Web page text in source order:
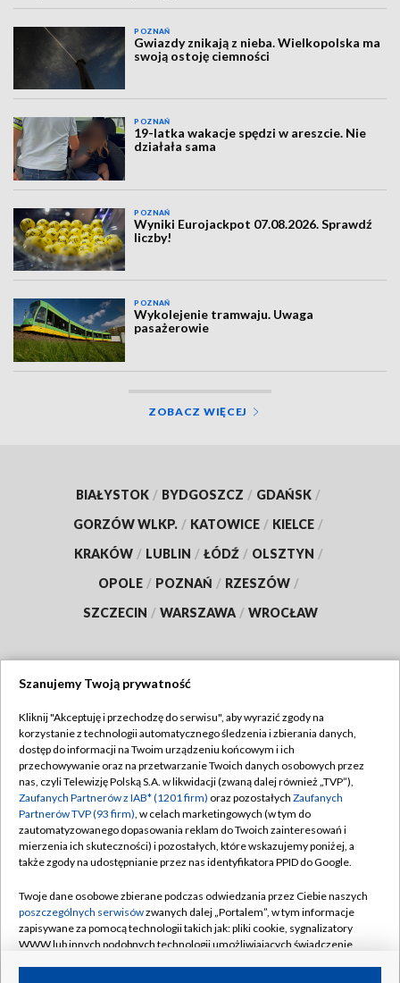
POZNAŃ
Gwiazdy znikają z nieba. Wielkopolska ma
swoją ostoję ciemności
POZNAŃ
19-latka wakacje spędzi w areszcie. Nie
działała sama
POZNAŃ
Wyniki Eurojackpot 07.08.2026. Sprawdź
liczby!
POZNAŃ
Wykolejenie tramwaju. Uwaga
pasażerowie
ZOBACZ WIĘCEJ
BIAŁYSTOK / BYDGOSZCZ / GDAŃSK /
GORZÓW WLKP. / KATOWICE / KIELCE /
KRAKÓW / LUBLIN / ŁÓDŹ / OLSZTYN /
OPOLE / POZNAŃ / RZESZÓW /
SZCZECIN / WARSZAWA / WROCŁAW
TVP
Abonament TVP
Emisja w TVP
Centrum informacji TVP
Naziemna Telewizja Cyfrowa
Rada Programowa
System NOS
Informacje o nadawcy
Regulamin TVP
Polityka prywatności
Moje zgody
Pomoc
Kontakt
Kanały
Szanujemy Twoją prywatność
Kliknij "Akceptuję i przechodzę do serwisu", aby wyrazić zgody na
korzystanie z technologii automatycznego śledzenia i zbierania danych,
dostęp do informacji na Twoim urządzeniu końcowym i ich
przechowywanie oraz na przetwarzanie Twoich danych osobowych przez
nas, czyli Telewizję Polską S.A. w likwidacji (zwaną dalej również „TVP”),
Zaufanych Partnerów z IAB* (1201 firm) oraz pozostałych Zaufanych
Partnerów TVP (93 firm), w celach marketingowych (w tym do
zautomatyzowanego dopasowania reklam do Twoich zainteresowań i
mierzenia ich skuteczności) i pozostałych, które wskazujemy poniżej, a
także zgody na udostępnianie przez nas identyfikatora PPID do Google.
Twoje dane osobowe zbierane podczas odwiedzania przez Ciebie naszych
poszczególnych serwisówzwanych dalej „Portalem”, w tym informacje
zapisywane za pomocą technologii takich jak: pliki cookie, sygnalizatory
WWW lub innych podobnych technologii umożliwiających świadczenie